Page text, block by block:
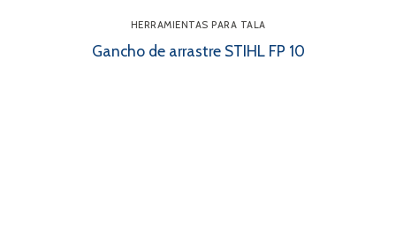
HERRAMIENTAS PARA TALA
Gancho de arrastre STIHL FP 10